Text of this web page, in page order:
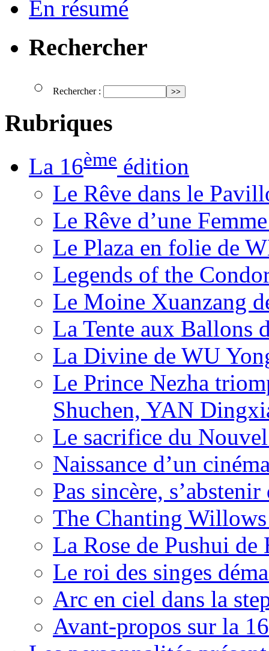
En résumé
Rechercher
Rechercher :
Rubriques
La 16ème édition
Le Rêve dans le
Le Rêve d’une
Le Plaza en folie de
Legends of the
Le Moine Xuanzang
La Tente aux Ballons
La Divine de WU
Le Prince Nezha
Shuchen, YAN
Le sacrifice du
Naissance d’un
Pas sincère,
The Chanting
La Rose de Pushui de
Le roi des singes
Arc en ciel dans la
Avant-propos sur la